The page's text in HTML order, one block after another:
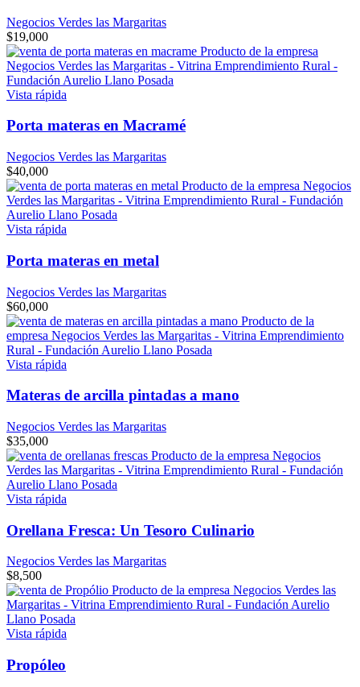
Negocios Verdes las Margaritas
$19,000
Vista rápida
Porta materas en Macramé
Negocios Verdes las Margaritas
$40,000
Vista rápida
Porta materas en metal
Negocios Verdes las Margaritas
$60,000
Vista rápida
Materas de arcilla pintadas a mano
Negocios Verdes las Margaritas
$35,000
Vista rápida
Orellana Fresca: Un Tesoro Culinario
Negocios Verdes las Margaritas
$8,500
Vista rápida
Propóleo